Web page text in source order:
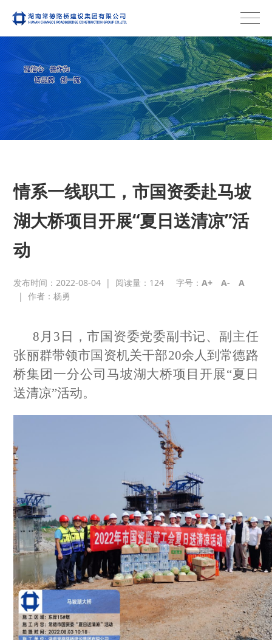
情系一线职工，市国资委赴马坡
湖大桥项目开展“夏日送清凉”活
动
发布时间：2022-08-04 | 阅读量： 124 字号：A+ A-
A
|作者：杨勇
8月3日，市国资委党委副书记、副主任
张丽群带领市国资机关干部20余人到常德路
桥集团一分公司马坡湖大桥项目开展“夏日
送清凉”活动。